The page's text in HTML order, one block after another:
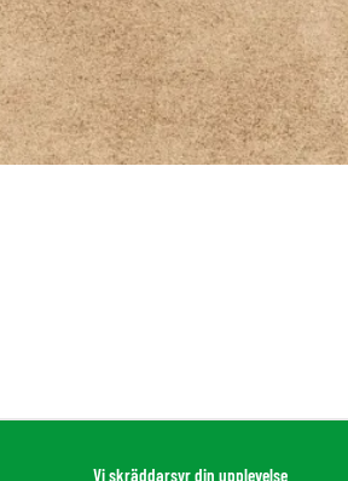
Vi skräddarsyr din upplevelse